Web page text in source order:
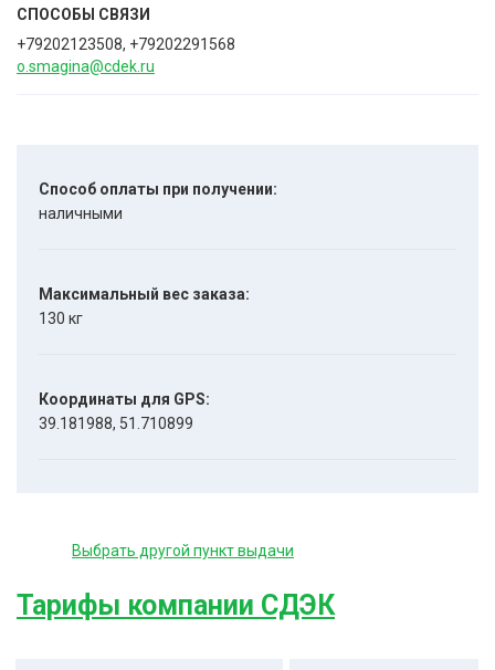
СПОСОБЫ CВЯЗИ
+79202123508, +79202291568
o.smagina@cdek.ru
Способ оплаты при получении:
наличными
Максимальный вес заказа:
130 кг
Координаты для GPS:
39.181988, 51.710899
Выбрать другой пункт выдачи
Тарифы компании СДЭК